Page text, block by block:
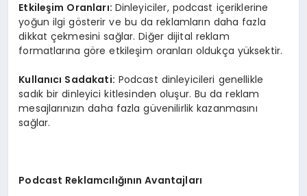
Etkileşim Oranları: Dinleyiciler, podcast içeriklerine
yoğun ilgi gösterir ve bu da reklamların daha fazla
dikkat çekmesini sağlar. Diğer dijital reklam
formatlarına göre etkileşim oranları oldukça yüksektir.
Kullanıcı Sadakati: Podcast dinleyicileri genellikle
sadık bir dinleyici kitlesinden oluşur. Bu da reklam
mesajlarınızın daha fazla güvenilirlik kazanmasını
sağlar.
Podcast Reklamcılığının Avantajları